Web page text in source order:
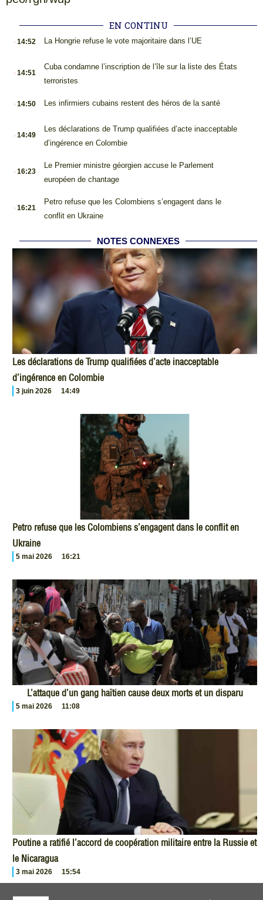
EN CONTINU
14:52 La Hongrie refuse le vote majoritaire dans l’UE
14:51
Cuba condamne l’inscription de l’île sur la liste des États
terroristes
14:50 Les infirmiers cubains restent des héros de la santé
14:49
Les déclarations de Trump qualifiées d’acte inacceptable
d’ingérence en Colombie
16:23
Le Premier ministre géorgien accuse le Parlement
européen de chantage
16:21
Petro refuse que les Colombiens s’engagent dans le
conflit en Ukraine
NOTES CONNEXES
Les déclarations de Trump qualifiées d’acte inacceptable
d’ingérence en Colombie
3 juin 2026 14:49
Petro refuse que les Colombiens s’engagent dans le conflit en
Ukraine
5 mai 2026 16:21
L’attaque d’un gang haïtien cause deux morts et un disparu
5 mai 2026 11:08
Poutine a ratifié l’accord de coopération militaire entre la Russie et
le Nicaragua
3 mai 2026 15:54